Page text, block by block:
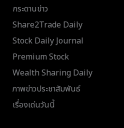
กระดานข่าว
Share2Trade Daily
Stock Daily Journal
Premium Stock
Wealth Sharing Daily
ภาพข่าวประชาสัมพันธ์
เรื่องเด่นวันนี้